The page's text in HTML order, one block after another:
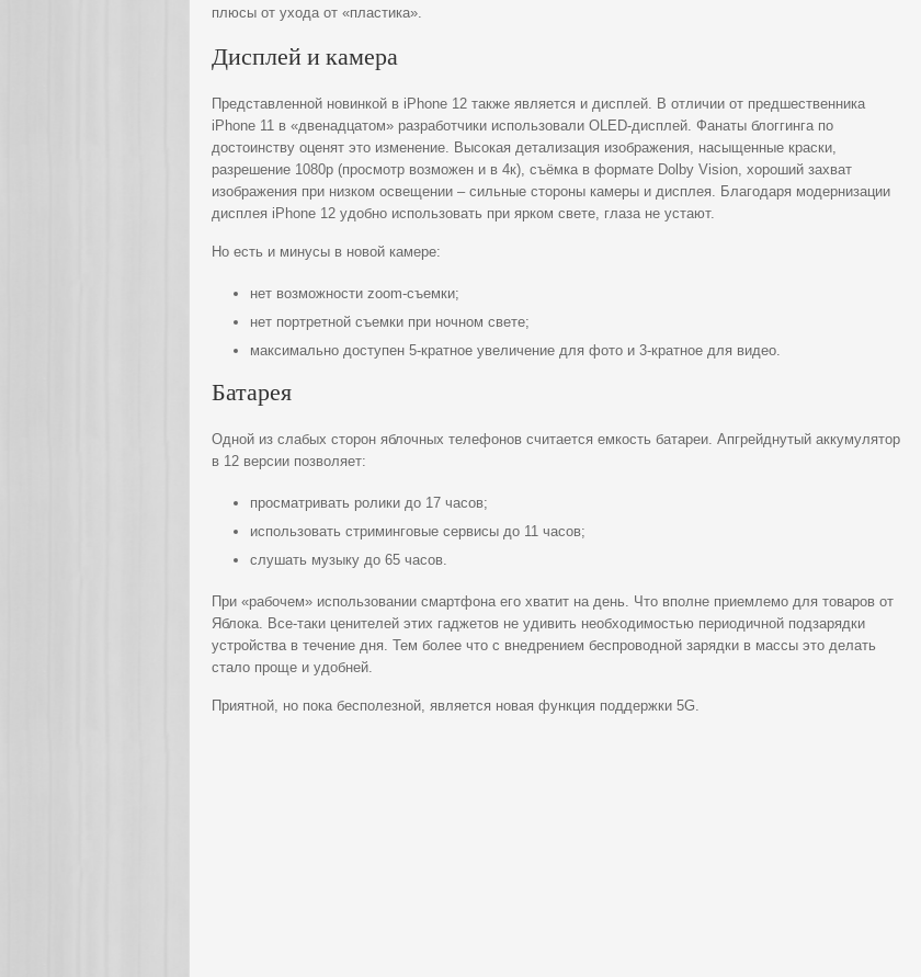
плюсы от ухода от «пластика».
Дисплей и камера
Представленной новинкой в iPhone 12 также является и дисплей. В отличии от предшественника
iPhone 11 в «двенадцатом» разработчики использовали OLED-дисплей. Фанаты блоггинга по
достоинству оценят это изменение. Высокая детализация изображения, насыщенные краски,
разрешение 1080р (просмотр возможен и в 4к), съёмка в формате Dolby Vision, хороший захват
изображения при низком освещении – сильные стороны камеры и дисплея. Благодаря модернизации
дисплея iPhone 12 удобно использовать при ярком свете, глаза не устают.
Но есть и минусы в новой камере:
нет возможности zoom-съемки;
нет портретной съемки при ночном свете;
максимально доступен 5-кратное увеличение для фото и 3-кратное для видео.
Батарея
Одной из слабых сторон яблочных телефонов считается емкость батареи. Апгрейднутый аккумулятор
в 12 версии позволяет:
просматривать ролики до 17 часов;
использовать стриминговые сервисы до 11 часов;
слушать музыку до 65 часов.
При «рабочем» использовании смартфона его хватит на день. Что вполне приемлемо для товаров от
Яблока. Все-таки ценителей этих гаджетов не удивить необходимостью периодичной подзарядки
устройства в течение дня. Тем более что с внедрением беспроводной зарядки в массы это делать
стало проще и удобней.
Приятной, но пока бесполезной, является новая функция поддержки 5G.